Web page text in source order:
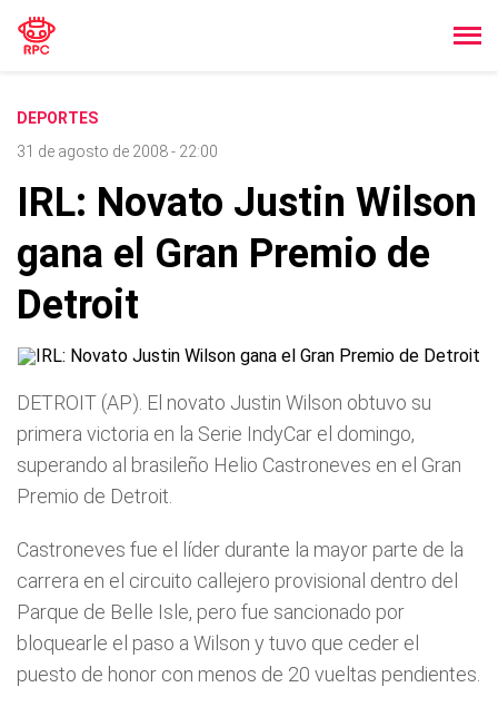
DEPORTES
31 de agosto de 2008 - 22:00
IRL: Novato Justin Wilson
gana el Gran Premio de
Detroit
DETROIT (AP). El novato Justin Wilson obtuvo su
primera victoria en la Serie IndyCar el domingo,
superando al brasileño Helio Castroneves en el Gran
Premio de Detroit.
Castroneves fue el lí­der durante la mayor parte de la
carrera en el circuito callejero provisional dentro del
Parque de Belle Isle, pero fue sancionado por
bloquearle el paso a Wilson y tuvo que ceder el
puesto de honor con menos de 20 vueltas pendientes.